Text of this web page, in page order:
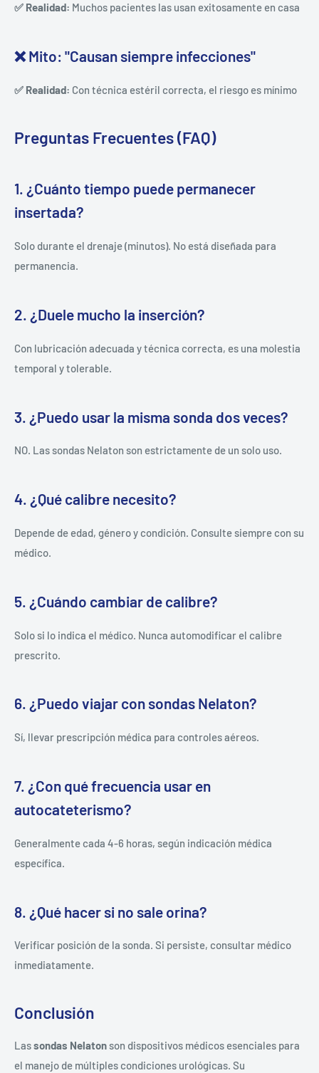
✅ Realidad: Muchos pacientes las usan exitosamente en casa
❌ Mito: "Causan siempre infecciones"
✅ Realidad: Con técnica estéril correcta, el riesgo es mínimo
Preguntas Frecuentes (FAQ)
1. ¿Cuánto tiempo puede permanecer
insertada?
Solo durante el drenaje (minutos). No está diseñada para
permanencia.
2. ¿Duele mucho la inserción?
Con lubricación adecuada y técnica correcta, es una molestia
temporal y tolerable.
3. ¿Puedo usar la misma sonda dos veces?
NO. Las sondas Nelaton son estrictamente de un solo uso.
4. ¿Qué calibre necesito?
Depende de edad, género y condición. Consulte siempre con su
médico.
5. ¿Cuándo cambiar de calibre?
Solo si lo indica el médico. Nunca automodificar el calibre
prescrito.
6. ¿Puedo viajar con sondas Nelaton?
Sí, llevar prescripción médica para controles aéreos.
7. ¿Con qué frecuencia usar en
autocateterismo?
Generalmente cada 4-6 horas, según indicación médica
específica.
8. ¿Qué hacer si no sale orina?
Verificar posición de la sonda. Si persiste, consultar médico
inmediatamente.
Conclusión
Lassondas Nelaton son dispositivos médicos esenciales para
el manejo de múltiples condiciones urológicas. Su